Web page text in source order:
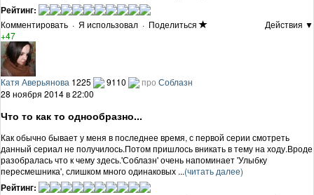
Рейтинг:
Комментировать · Я использовал · Поделиться
Действия ▼
+47
Катя Аверьянова 1225 9110 про Соблазн
28 ноября 2014 в 22:00
Что то как то однообразно...
Как обычно бывает у меня в последнее время, с первой серии смотреть
данный сериал не получилось.Потом пришлось вникать в тему на ходу.Вроде
разобралась что к чему здесь.'Соблазн' очень напоминает 'Улыбку
пересмешника', слишком много одинаковых ...(читать далее)
Рейтинг: